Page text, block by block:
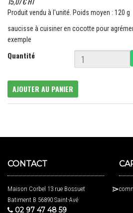
Produit vendu à l'unité. Poids moyen : 120 g
saucisse à cuisiner en cocotte pour
exemple
Quantité
AJOUTER AU PANIER
CONTACT
Maison Corbel 13 rue Bossuet
Batiment B 56890 Saint-Avé
02 97 47 48 59